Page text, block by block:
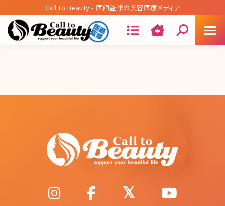
Call to Beauty - 医師監修の美容医療メディア